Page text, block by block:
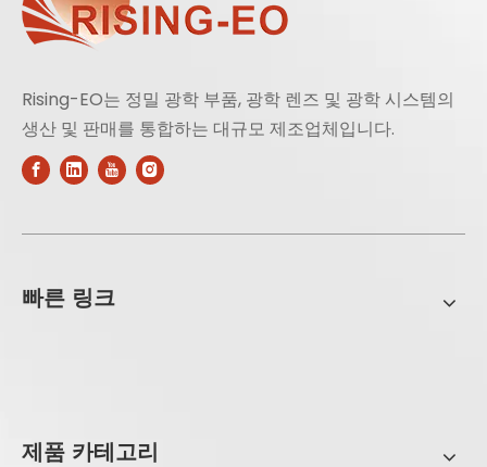
Rising-EO는 정밀 광학 부품, 광학 렌즈 및 광학 시스템의
생산 및 판매를 통합하는 대규모 제조업체입니다.
빠른 링크
제품 카테고리